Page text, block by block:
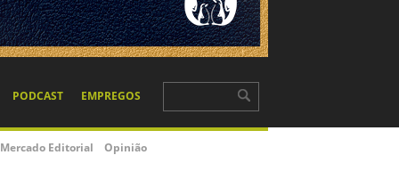
PODCAST EMPREGOS
Mercado Editorial Opinião